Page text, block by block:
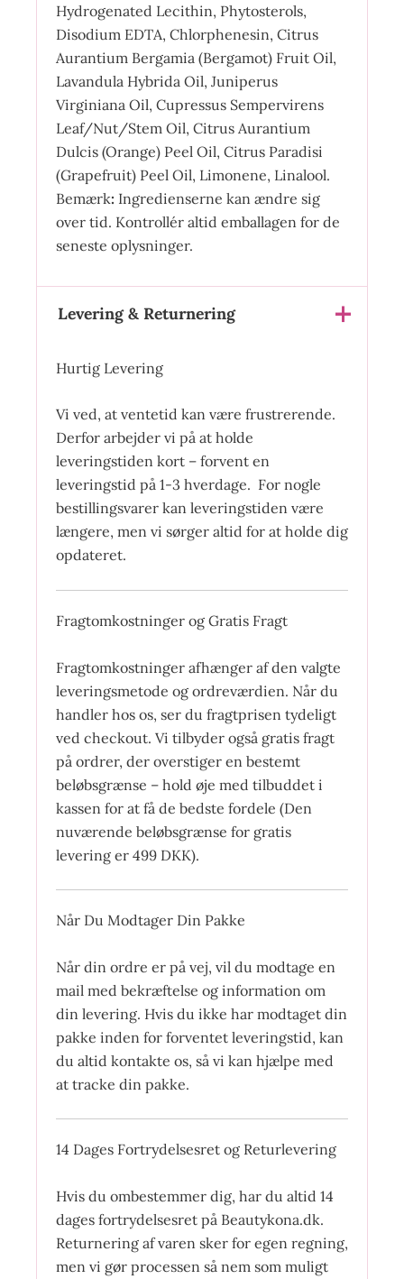
Hydrogenated Lecithin, Phytosterols,
Disodium EDTA, Chlorphenesin, Citrus
Aurantium Bergamia (Bergamot) Fruit Oil,
Lavandula Hybrida Oil, Juniperus
Virginiana Oil, Cupressus Sempervirens
Leaf/Nut/Stem Oil, Citrus Aurantium
Dulcis (Orange) Peel Oil, Citrus Paradisi
(Grapefruit) Peel Oil, Limonene, Linalool.
Bemærk: Ingredienserne kan ændre sig
over tid. Kontrollér altid emballagen for de
seneste oplysninger.
Levering & Returnering
Hurtig Levering
Vi ved, at ventetid kan være frustrerende.
Derfor arbejder vi på at holde
leveringstiden kort – forvent en
leveringstid på 1-3 hverdage. For nogle
bestillingsvarer kan leveringstiden være
længere, men vi sørger altid for at holde dig
opdateret.
Fragtomkostninger og Gratis Fragt
Fragtomkostninger afhænger af den valgte
leveringsmetode og ordreværdien. Når du
handler hos os, ser du fragtprisen tydeligt
ved checkout. Vi tilbyder også gratis fragt
på ordrer, der overstiger en bestemt
beløbsgrænse – hold øje med tilbuddet i
kassen for at få de bedste fordele (Den
nuværende beløbsgrænse for gratis
levering er 499 DKK).
Når Du Modtager Din Pakke
Når din ordre er på vej, vil du modtage en
mail med bekræftelse og information om
din levering. Hvis du ikke har modtaget din
pakke inden for forventet leveringstid, kan
du altid kontakte os, så vi kan hjælpe med
at tracke din pakke.
14 Dages Fortrydelsesret og Returlevering
Hvis du ombestemmer dig, har du altid 14
dages fortrydelsesret på Beautykona.dk.
Returnering af varen sker for egen regning,
men vi gør processen så nem som muligt